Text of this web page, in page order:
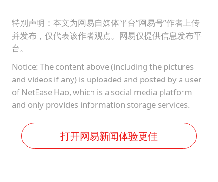
特别声明：本文为网易自媒体平台“网易号”作者上传
并发布，仅代表该作者观点。网易仅提供信息发布平
台。
Notice: The content above (including the pictures
and videos if any) is uploaded and posted by a user
of NetEase Hao, which is a social media platform
and only provides information storage services.
打开网易新闻体验更佳